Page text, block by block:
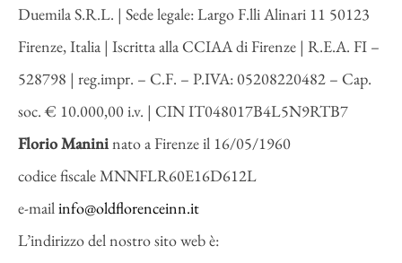
Duemila S.R.L. | Sede legale: Largo F.lli Alinari 11 50123
Firenze, Italia | Iscritta alla CCIAA di Firenze | R.E.A. FI –
528798 | reg.impr. – C.F. – P.IVA: 05208220482 – Cap.
soc. € 10.000,00 i.v. | CIN IT048017B4L5N9RTB7
Florio Manininato a Firenze il 16/05/1960
codice fiscale MNNFLR60E16D612L
e-mailinfo@oldflorenceinn.it
L’indirizzo del nostro sito web è: